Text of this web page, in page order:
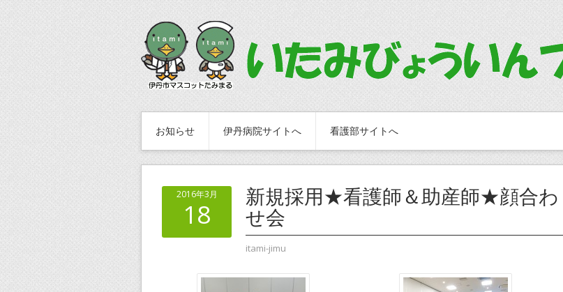
お知らせ 伊丹病院サイトへ 看護部サイトへ
2016年3月
18
新規採用★看護師＆助産師★顔合わ
せ会
itami-jimu